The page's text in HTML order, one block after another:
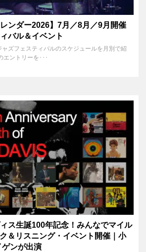
レンダー2026】7月／8月／9月開催
バル＆イベント
ャズフェスティバルのスケジュールを月別で紹
エントリーを･･･
ス生誕100年記念！みんなでマイル
＆リスニング・イベント開催｜小
ゲンが出演